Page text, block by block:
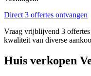
Direct 3 offertes ontvangen
Vraag vrijblijvend 3
kwaliteit van diverse
Huis verkopen